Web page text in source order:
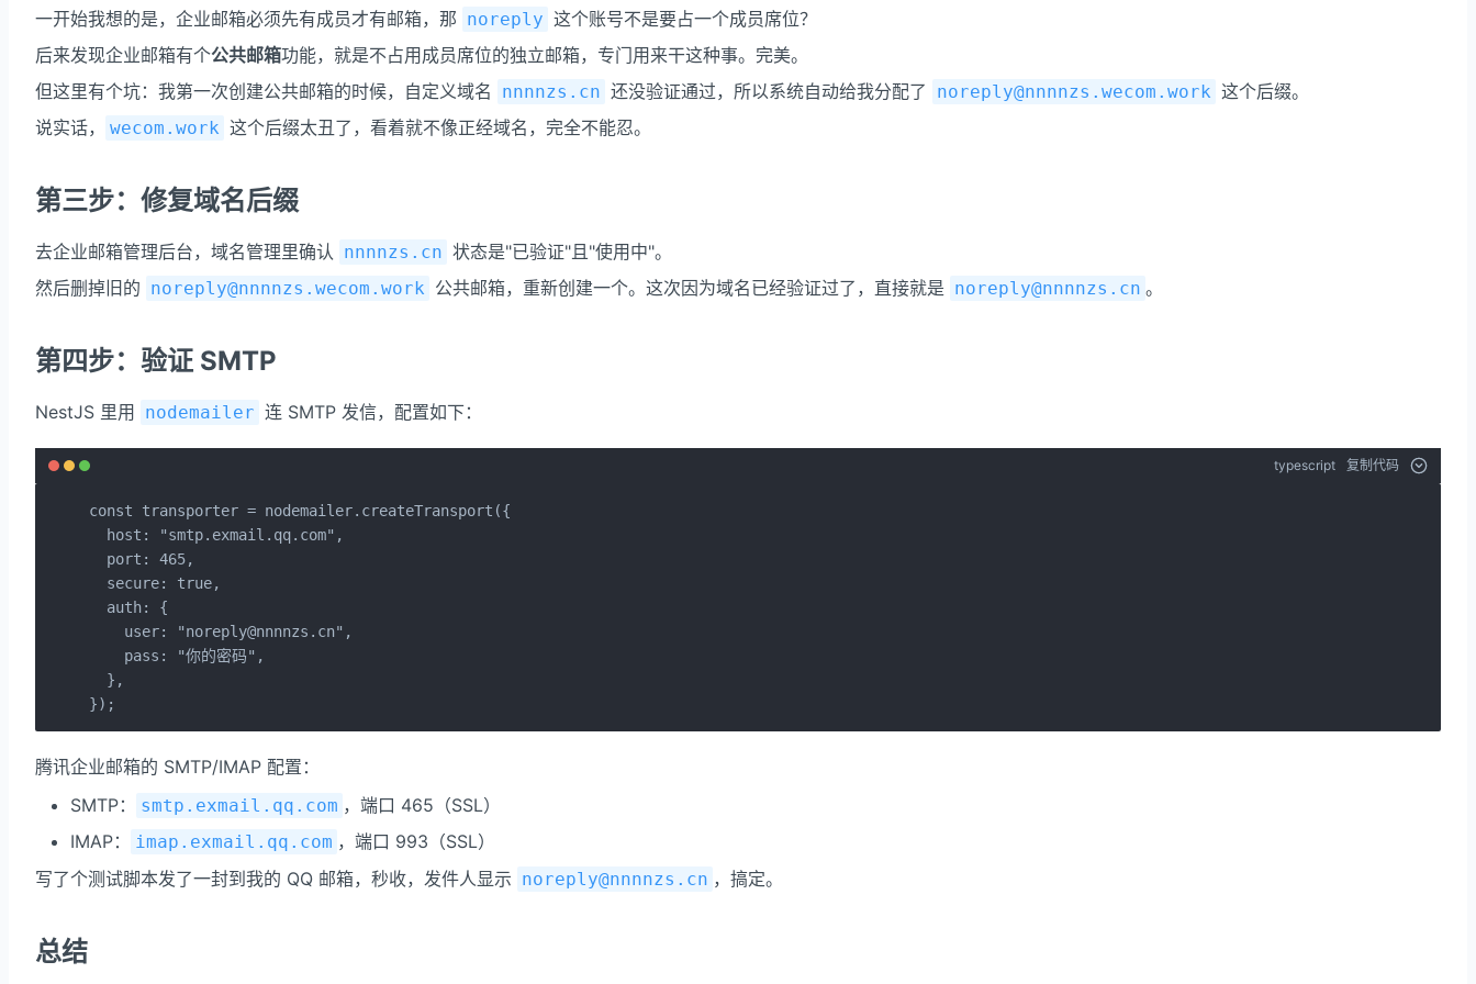
一开始我想的是，企业邮箱必须先有成员才有邮箱，那 noreply 这个账号不是要占一个成员席位？
后来发现企业邮箱有个公共邮箱功能，就是不占用成员席位的独立邮箱，专门用来干这种事。完美。
但这里有个坑：我第一次创建公共邮箱的时候，自定义域名
nnnnzs.cn 还没验证通过，所以系统自动给我分配了 noreply@nnnnzs.wecom.work 这个后缀。
说实话，
wecom.work 这个后缀太丑了，看着就不像正经域名，完全不能忍。
第三步：修复域名后缀
去企业邮箱管理后台，域名管理里确认 nnnnzs.cn 状态是"已验证"且"使用中"。
然后删掉旧的 noreply@nnnnzs.wecom.work 公共邮箱，重新创建一个。这次因为域名已经验证过了，直接就是 noreply@nnnnzs.cn 。
第四步：验证 SMTP
NestJS 里用 nodemailer 连 SMTP 发信，配置如下：
typescript 复制代码
const transporter = nodemailer.createTransport({
  host: "smtp.exmail.qq.com",
  port: 465,
  secure: true,
  auth: {
    user: "noreply@nnnnzs.cn",
    pass: "你的密码",
  },
});
腾讯企业邮箱的 SMTP/IMAP 配置：
SMTP：
smtp.exmail.qq.com ，端口 465（SSL）
IMAP：
imap.exmail.qq.com ，端口 993（SSL）
写了个测试脚本发了一封到我的 QQ 邮箱，秒收，发件人显示 noreply@nnnnzs.cn ，搞定。
总结